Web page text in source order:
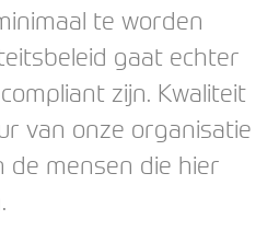
te worden
gaat echter
zijn. Kwaliteit
van onze organisatie
de mensen die hier